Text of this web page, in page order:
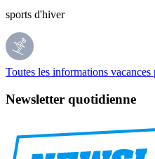
sports d'hiver
Toutes les informations
Newsletter quotidienne